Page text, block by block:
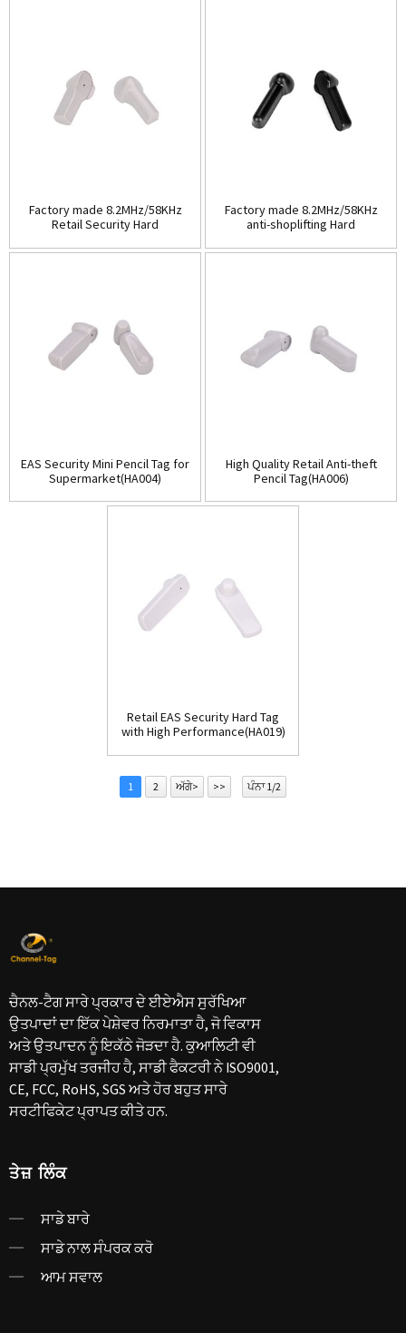
Factory made 8.2MHz/58KHz
Retail Security Hard
Factory made 8.2MHz/58KHz
anti-shoplifting Hard
EAS Security Mini Pencil Tag for
Supermarket(HA004)
High Quality Retail Anti-theft
Pencil Tag(HA006)
Retail EAS Security Hard Tag
with High Performance(HA019)
1 2 ਅੱਗੇ> >> ਪੰਨਾ 1/2
ਚੈਨਲ-ਟੈਗ ਸਾਰੇ ਪ੍ਰਕਾਰ ਦੇ ਈਏਐਸ ਸੁਰੱਖਿਆ
ਉਤਪਾਦਾਂ ਦਾ ਇੱਕ ਪੇਸ਼ੇਵਰ ਨਿਰਮਾਤਾ ਹੈ, ਜੋ ਵਿਕਾਸ
ਅਤੇ ਉਤਪਾਦਨ ਨੂੰ ਇਕੱਠੇ ਜੋੜਦਾ ਹੈ. ਕੁਆਲਿਟੀ ਵੀ
ਸਾਡੀ ਪ੍ਰਮੁੱਖ ਤਰਜੀਹ ਹੈ, ਸਾਡੀ ਫੈਕਟਰੀ ਨੇ ISO9001,
CE, FCC, RoHS, SGS ਅਤੇ ਹੋਰ ਬਹੁਤ ਸਾਰੇ
ਸਰਟੀਫਿਕੇਟ ਪ੍ਰਾਪਤ ਕੀਤੇ ਹਨ.
ਤੇਜ਼ ਲਿੰਕ
ਸਾਡੇ ਬਾਰੇ
ਸਾਡੇ ਨਾਲ ਸੰਪਰਕ ਕਰੋ
ਆਮ ਸਵਾਲ